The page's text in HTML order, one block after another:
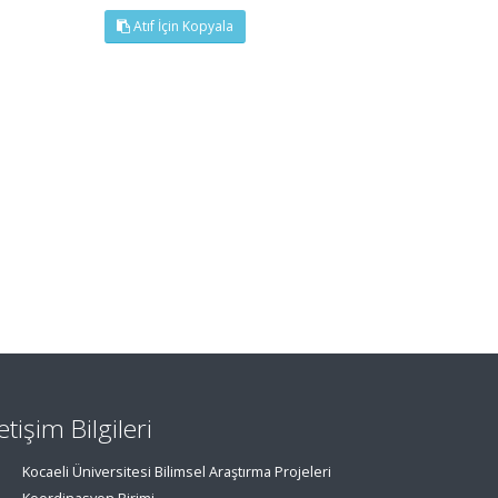
Atıf İçin Kopyala
Bilgileri
Kocaeli Üniversitesi Bilimsel Araştırma Projeleri